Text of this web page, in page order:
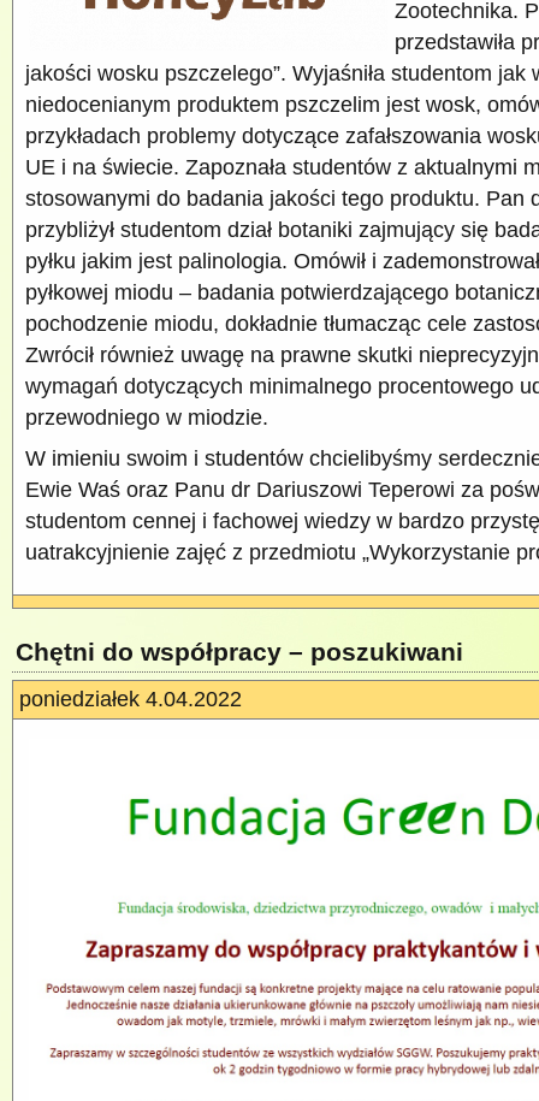
Zootechnika.
przedstawiła
jakości wosku pszczelego”. Wyjaśniła studentom jak
niedocenianym produktem pszczelim jest wosk,
przykładach problemy dotyczące zafałszowania
UE i na świecie. Zapoznała studentów z aktualnymi
stosowanymi do badania jakości tego produktu. Pan
przybliżył studentom dział botaniki zajmujący się
pyłku jakim jest palinologia. Omówił i
pyłkowej miodu – badania potwierdzającego
pochodzenie miodu, dokładnie tłumacząc cele
Zwrócił również uwagę na prawne skutki
wymagań dotyczących minimalnego procentowego
przewodniego w miodzie.
W imieniu swoim i studentów chcielibyśmy
Ewie Waś oraz Panu dr Dariuszowi Teperowi za
studentom cennej i fachowej wiedzy w bardzo
uatrakcyjnienie zajęć z przedmiotu „Wykorzystanie
Chętni do współpracy – poszukiwani
poniedziałek 4.04.2022